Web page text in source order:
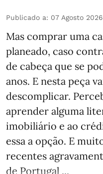
Publicado a: 07 Agosto
Mas comprar uma
planeado, caso
de cabeça que se
anos. E nesta peça
descomplicar.
aprender alguma
imobiliário e ao
essa a opção. E
recentes
de Portugal ...